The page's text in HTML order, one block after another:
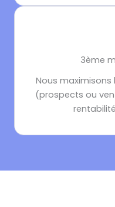
3ème
Nous maximisons
(prospects ou